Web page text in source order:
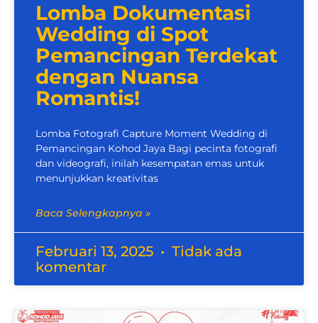
Lomba Dokumentasi
Wedding di Spot
Pemancingan Terdekat
dengan Nuansa
Romantis!
Lomba Fotografi Capture Moment Wedding di
Pemancingan Kohod Jaya Bagi pecinta fotografi
dan videografi, inilah kesempatan emas untuk
menunjukkan kreativitas
Baca Selengkapnya »
Februari 13, 2025
Tidak ada
komentar